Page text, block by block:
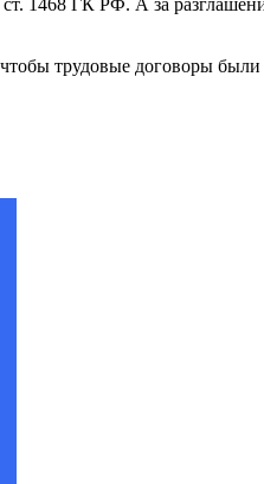
чтобы трудовые договоры